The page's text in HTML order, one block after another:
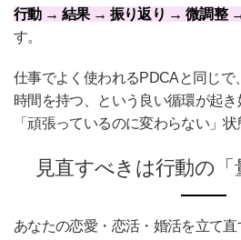
行動 → 結果 → 振り返り → 微調整
す。
仕事でよく使われるPDCAと同じで
時間を持つ、という良い循環が起き
「頑張っているのに変わらない」状
見直すべきは行動の「
あなたの恋愛・恋活・婚活を立て直